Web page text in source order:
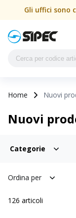
Gli uffici sono
Home Nuovi
Nuovi
Categorie
Ordina per
126 articoli